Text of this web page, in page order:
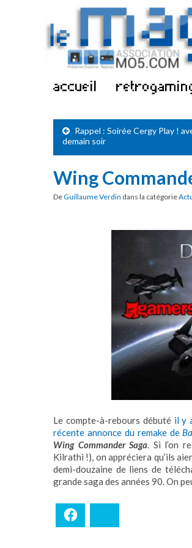
accueil
Rappel : Soirée Cergy Play !
demain soir
Wing
DeGuillaume Verdin dans la catégorie
Le compte-à-rebours débuté il y
récente annonce du remake de
Wing Commander Saga. Si l’on
Kilrathi !), on appréciera qu’ils
demi-douzaine de liens de
grande saga des années 90. On